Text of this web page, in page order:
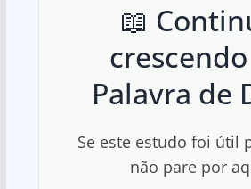
📖
Palavra de
Se este estudo foi útil
não pare por